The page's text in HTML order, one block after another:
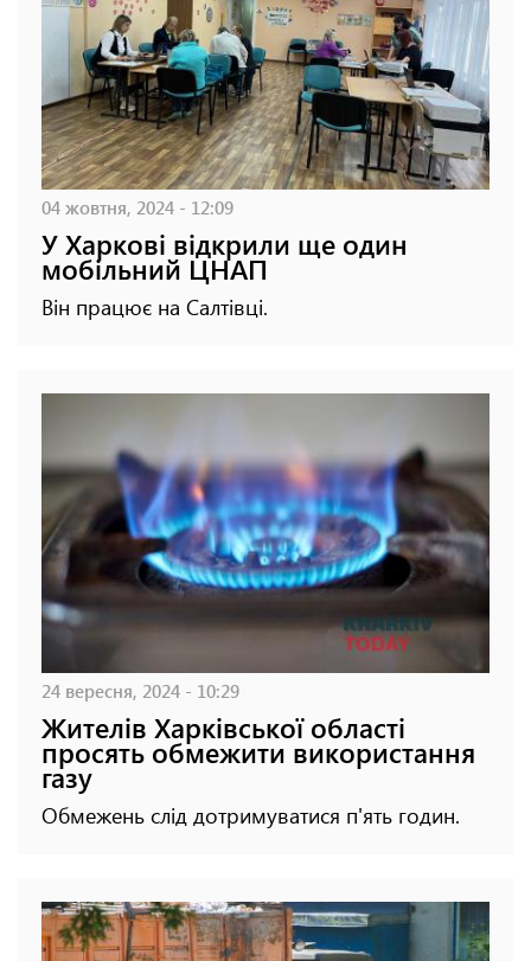
04 жовтня, 2024 - 12:09
У Харкові відкрили ще один
мобільний ЦНАП
Він працює на Салтівці.
24 вересня, 2024 - 10:29
Жителів Харківської області
просять обмежити використання
газу
Обмежень слід дотримуватися п'ять годин.